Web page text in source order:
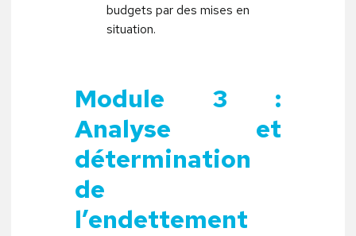
budgets par des mises en
situation.
Module 3 :
Analyse et
détermination
de
l’endettement